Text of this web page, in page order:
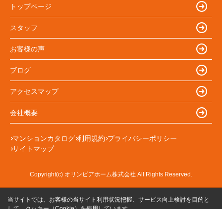
トップページ
スタッフ
お客様の声
ブログ
アクセスマップ
会社概要
マンションカタログ 利用規約 プライバシーポリシー
サイトマップ
Copyright(c) オリンピアホーム株式会社 All Rights Reserved.
当サイトでは、お客様の当サイト利用状況把握、サービス向上検討を目的と